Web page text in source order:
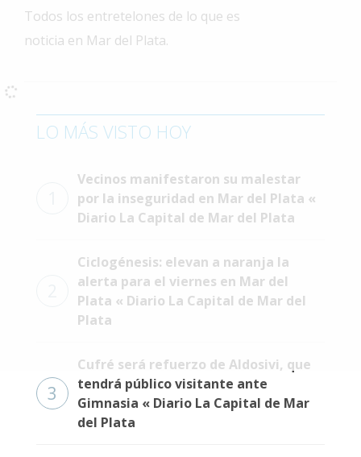
Interés
General
Deportes
Fúnebres
Todos los entretelones de lo que es
noticia en Mar del Plata.
LO MÁS VISTO HOY
Vecinos manifestaron su malestar
por la inseguridad en Mar del Plata «
Diario La Capital de Mar del Plata
Ciclogénesis: elevan a naranja la
alerta para el viernes en Mar del
Plata « Diario La Capital de Mar del
Plata
3
Cufré será refuerzo de Aldosivi, que
tendrá público visitante ante
Gimnasia « Diario La Capital de Mar
del Plata